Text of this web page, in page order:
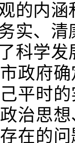
的内
实、
科学
政府
平时
治思
在的